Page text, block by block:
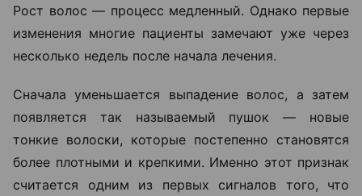
Рост волос — процесс медленный. Однако первые
изменения многие пациенты замечают уже через
несколько недель после начала лечения.
Сначала уменьшается выпадение волос, а затем
появляется так называемый пушок — новые
тонкие волоски, которые постепенно становятся
более плотными и крепкими. Именно этот признак
считается одним из первых сигналов того, что